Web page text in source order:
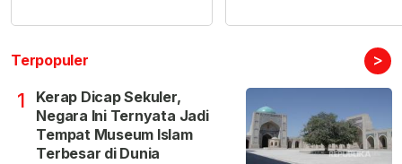
Terpopuler >
1
Kerap Dicap Sekuler,
Negara Ini Ternyata Jadi
Tempat Museum Islam
Terbesar di Dunia